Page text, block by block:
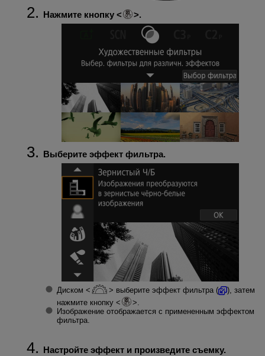
Нажмите кнопку .
Выберите эффект фильтра.
Диском выберите эффект фильтра (
), затем
нажмите кнопку
Изображение отображается с примененным эффектом
фильтра.
Настройте эффект и произведите съемку.